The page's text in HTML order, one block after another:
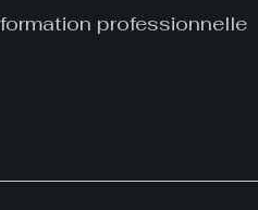
professionnelle